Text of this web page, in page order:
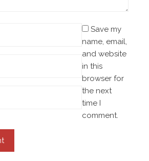
Save my
name, email,
and website
in this
browser for
the next
time I
comment.